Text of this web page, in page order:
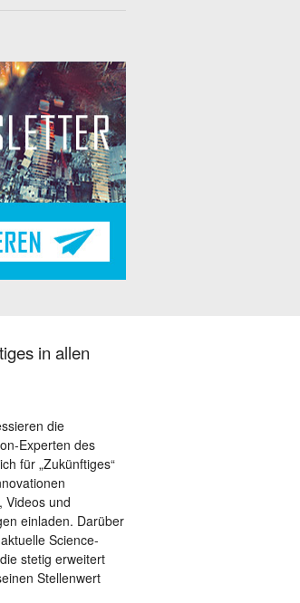
in allen
die
Experten des
für „Zukünftiges“
Videos und
einladen. Darüber
Science-
stetig erweitert
Stellenwert